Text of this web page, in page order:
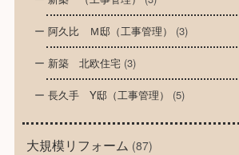
阿久比 Ｍ邸（工事管理） (3)
新築 北欧住宅(3)
長久手 Y邸（工事管理） (5)
大規模リフォーム (87)